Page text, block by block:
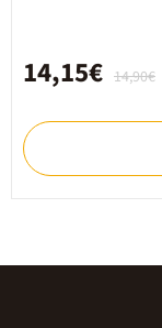
14,90€
14,15€